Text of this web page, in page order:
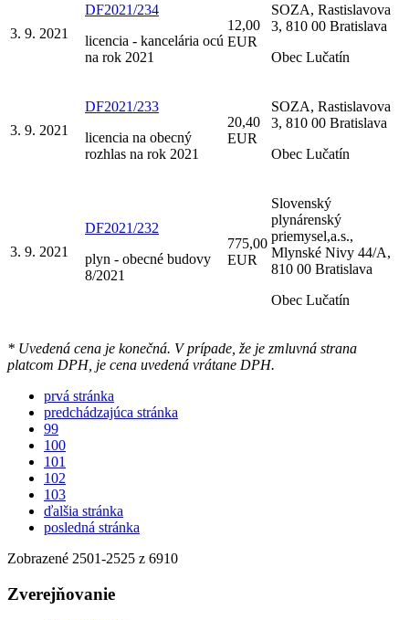
3. 9. 2021
DF2021/234
licencia - kancelária ocú
na rok 2021
12,00
EUR
SOZA, Rastislavova
3, 810 00 Bratislava
Obec Lučatín
3. 9. 2021
DF2021/233
licencia na obecný
rozhlas na rok 2021
20,40
EUR
SOZA, Rastislavova
3, 810 00 Bratislava
Obec Lučatín
3. 9. 2021
DF2021/232
plyn - obecné budovy
8/2021
775,00
EUR
Slovenský
plynárenský
priemysel,a.s.,
Mlynské Nivy 44/A,
810 00 Bratislava
Obec Lučatín
* Uvedená cena je konečná. V prípade, že je zmluvná strana
platcom DPH, je cena uvedená vrátane DPH.
prvá stránka
predchádzajúca stránka
99
100
101
102
103
ďalšia stránka
posledná stránka
Zobrazené 2501-2525 z 6910
Zverejňovanie